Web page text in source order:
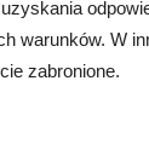
warunków. W
zabronione.